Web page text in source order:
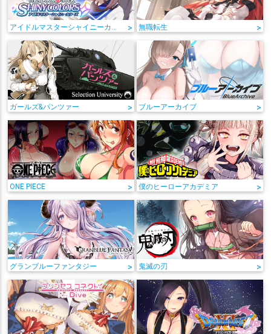
> 無職転生 >
ガールズ&パンツァー > ブルーアーカイブ >
ONE PIECE > 僕のヒーローアカデミア >
グランブルーファンタジー > 鬼滅の刃 >